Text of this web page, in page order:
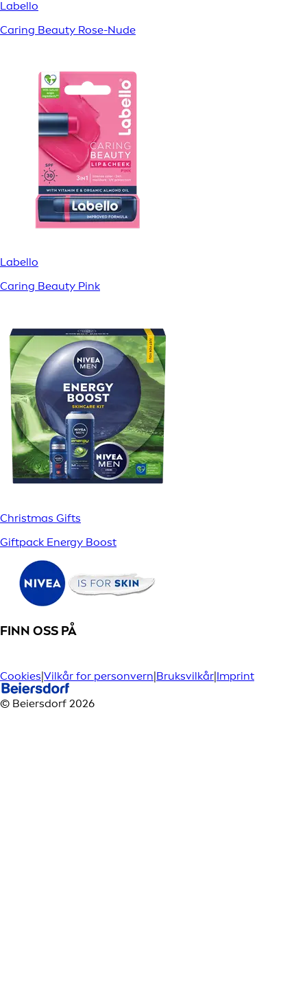
Labello
Caring Beauty Rose-Nude
Labello
Caring Beauty Pink
Christmas Gifts
Giftpack Energy Boost
FINN OSS PÅ
Cookies|Vilkår for personvern|Bruksvilkår|Imprint
© Beiersdorf 2026